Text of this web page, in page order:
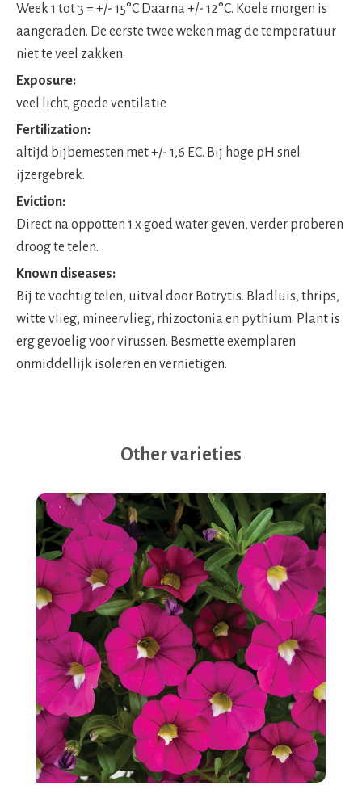
Week 1 tot 3 = +/- 15°C Daarna +/- 12°C. Koele morgen is
aangeraden. De eerste twee weken mag de temperatuur
niet te veel zakken.
Exposure:
veel licht, goede ventilatie
Fertilization:
altijd bijbemesten met +/- 1,6 EC. Bij hoge pH snel
ijzergebrek.
Eviction:
Direct na oppotten 1 x goed water geven, verder proberen
droog te telen.
Known diseases:
Bij te vochtig telen, uitval door Botrytis. Bladluis, thrips,
witte vlieg, mineervlieg, rhizoctonia en pythium. Plant is
erg gevoelig voor virussen. Besmette exemplaren
onmiddellijk isoleren en vernietigen.
Other varieties